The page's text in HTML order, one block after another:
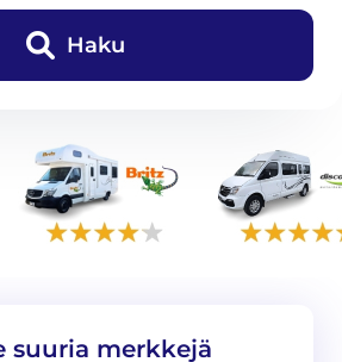
Haku
suuria merkkejä